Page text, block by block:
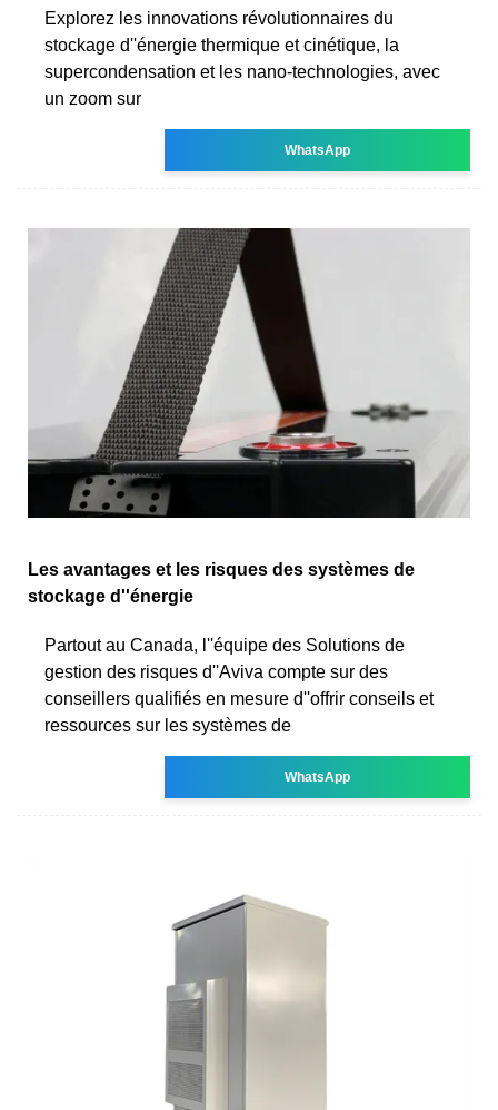
Explorez les innovations révolutionnaires du
stockage d''énergie thermique et cinétique, la
supercondensation et les nano-technologies, avec
un zoom sur
WhatsApp
Les avantages et les risques des systèmes de
stockage d''énergie
Partout au Canada, l''équipe des Solutions de
gestion des risques d''Aviva compte sur des
conseillers qualifiés en mesure d''offrir conseils et
ressources sur les systèmes de
WhatsApp